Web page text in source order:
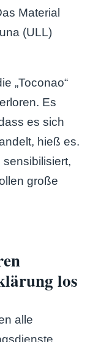
Material
(ULL)
„Toconao“
Es
es sich
hieß es.
große
los
alle